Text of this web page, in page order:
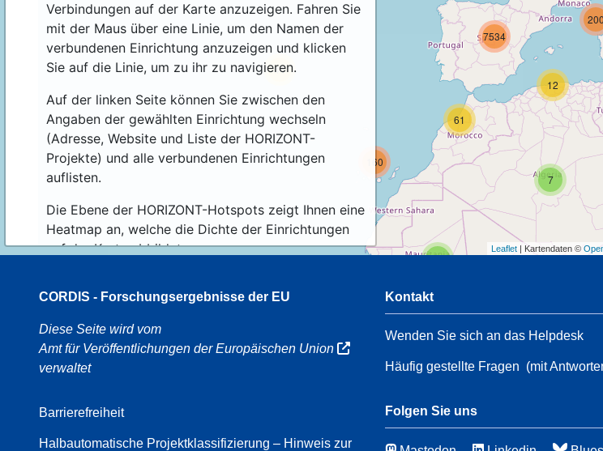
Verbindungen auf der Karte anzuzeigen. Fahren Sie
mit der Maus über eine Linie, um den Namen der
verbundenen Einrichtung anzuzeigen und klicken
Sie auf die Linie, um zu ihr zu navigieren.
Auf der linken Seite können Sie zwischen den
Angaben der gewählten Einrichtung wechseln
(Adresse, Website und Liste der HORIZONT-
Projekte) und alle verbundenen Einrichtungen
auflisten.
Die Ebene der HORIZONT-Hotspots zeigt Ihnen eine
Heatmap an, welche die Dichte der Einrichtungen
auf der Karte abbildet.
12
7
2
14
197
44
61
160
200
7534
Leaflet | Kartendaten ©
CORDIS - Forschungsergebnisse der EU
Diese Seite wird vom
Amt für Veröffentlichungen der Europäischen Union
verwaltet
Barrierefreiheit
Halbautomatische Projektklassifizierung – Hinweis zur
Kontakt
Wenden Sie sich an das Helpdesk
Häufig gestellte Fragen (mit
Folgen Sie uns